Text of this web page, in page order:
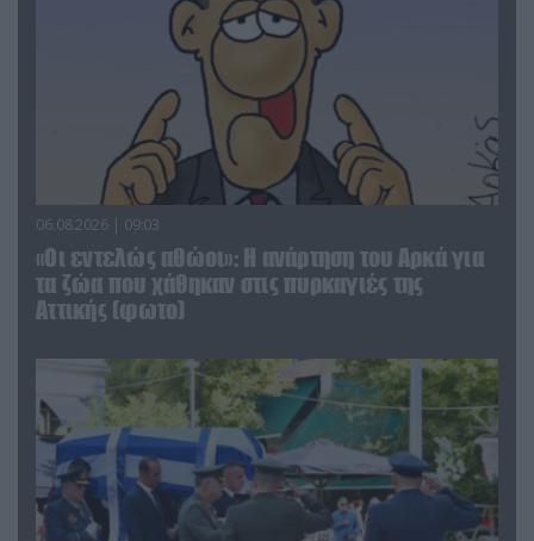
06.08.2026 | 09:03
«Οι εντελώς αθώοι»: Η ανάρτηση του Αρκά για
τα ζώα που χάθηκαν στις πυρκαγιές της
Αττικής (φωτο)